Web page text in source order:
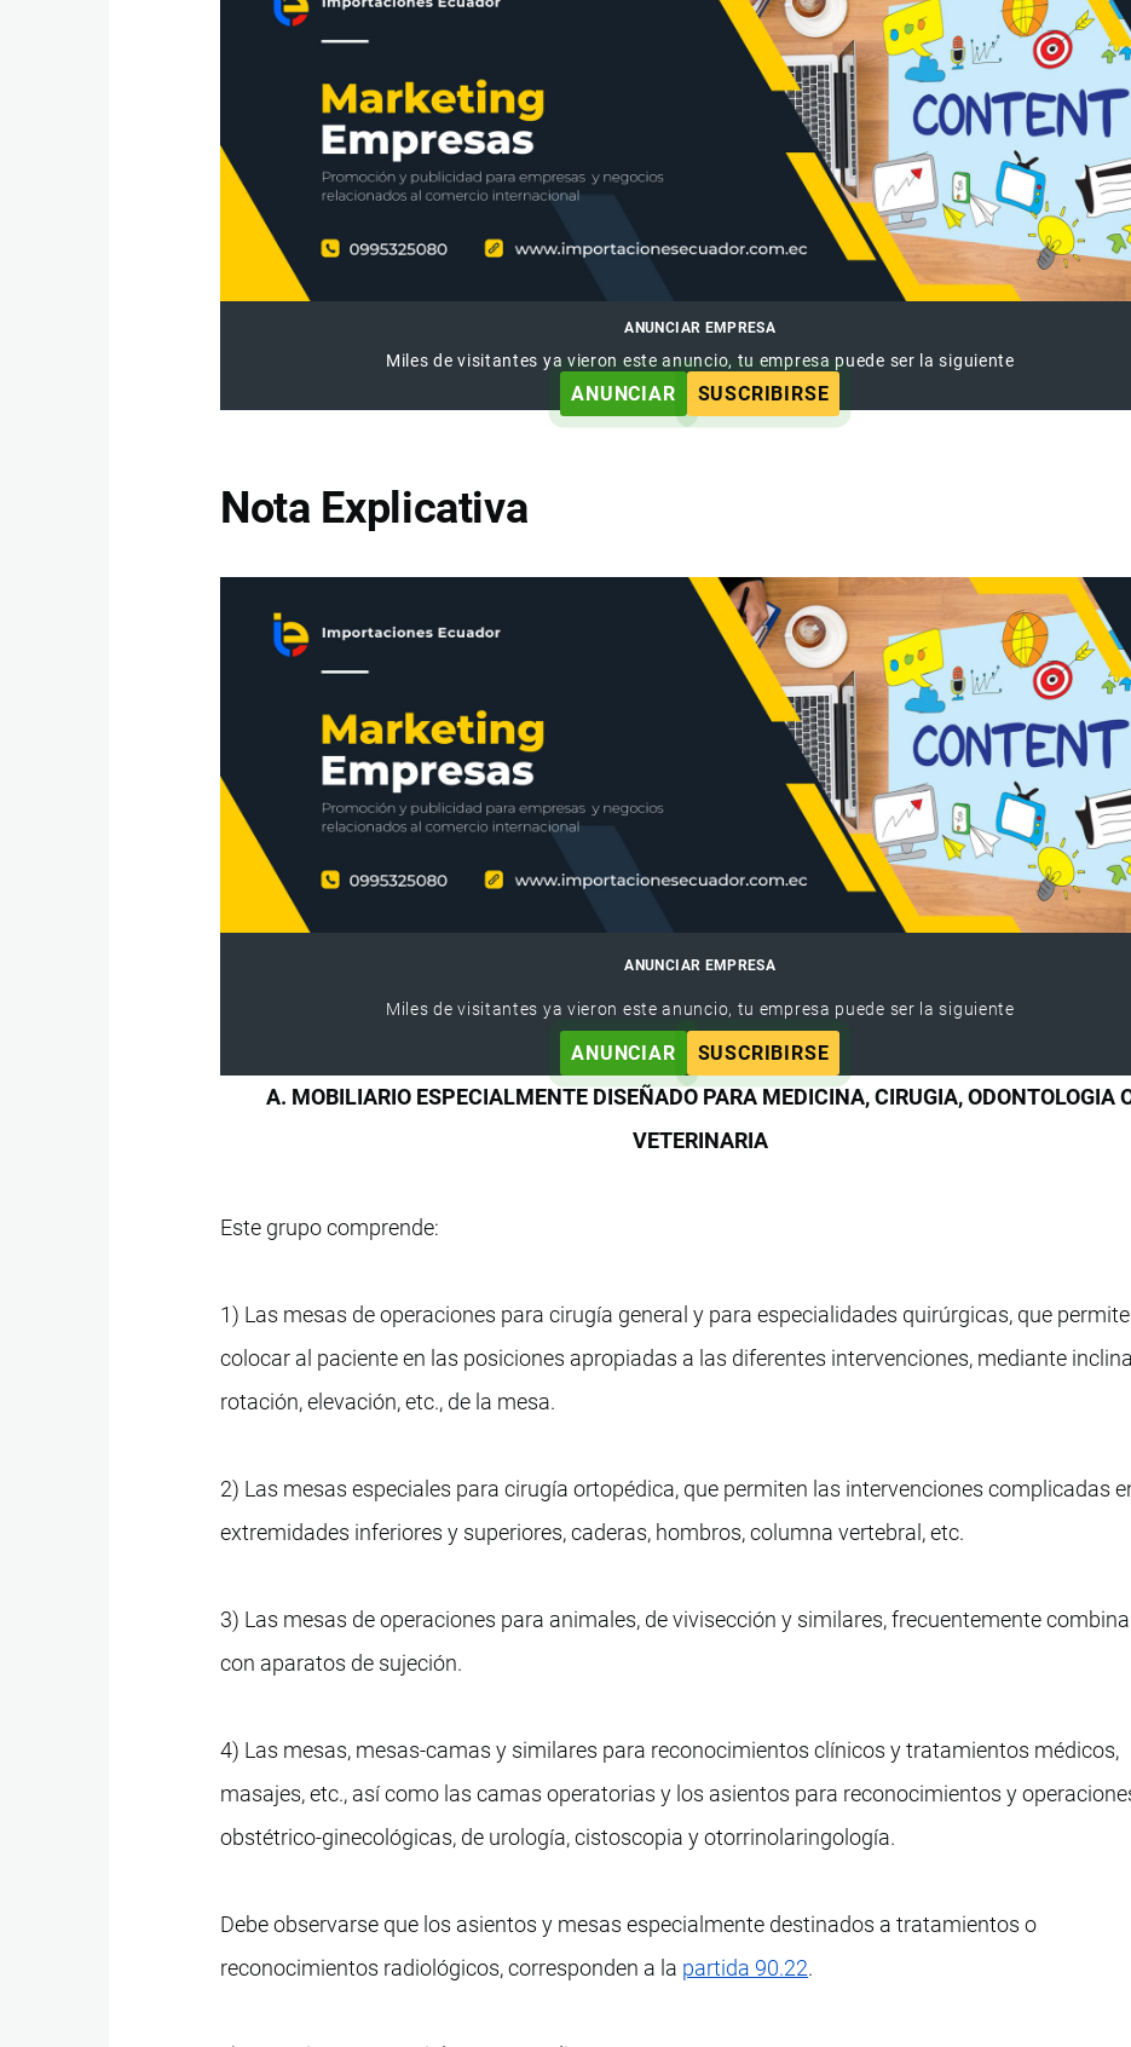
ANUNCIAR EMPRESA
Miles de visitantes ya vieron este anuncio, tu empresa puede ser la siguiente
ANUNCIAR SUSCRIBIRSE
Nota Explicativa
ANUNCIAR EMPRESA
Miles de visitantes ya vieron este anuncio, tu empresa puede ser la siguiente
ANUNCIAR SUSCRIBIRSE
A. MOBILIARIO ESPECIALMENTE DISEÑADO PARA MEDICINA, CIRUGIA, ODONTOLOGIA
VETERINARIA
Este grupo comprende:
1) Las mesas de operaciones para cirugía general y para especialidades quirúrgicas, que
colocar al paciente en las posiciones apropiadas a las diferentes intervenciones, mediante
rotación, elevación, etc., de la mesa.
2) Las mesas especiales para cirugía ortopédica, que permiten las intervenciones complicadas
extremidades inferiores y superiores, caderas, hombros, columna vertebral, etc.
3) Las mesas de operaciones para animales, de vivisección y similares, frecuentemente
con aparatos de sujeción.
4) Las mesas, mesas-camas y similares para reconocimientos clínicos y tratamientos médicos,
masajes, etc., así como las camas operatorias y los asientos para reconocimientos y
obstétrico-ginecológicas, de urología, cistoscopia y otorrinolaringología.
Debe observarse que los asientos y mesas especialmente destinados a tratamientos o
reconocimientos radiológicos, corresponden a la partida 90.22.